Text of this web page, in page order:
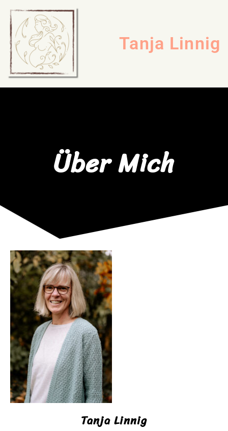
Tanja Linnig
Über Mich
Tanja Linnig